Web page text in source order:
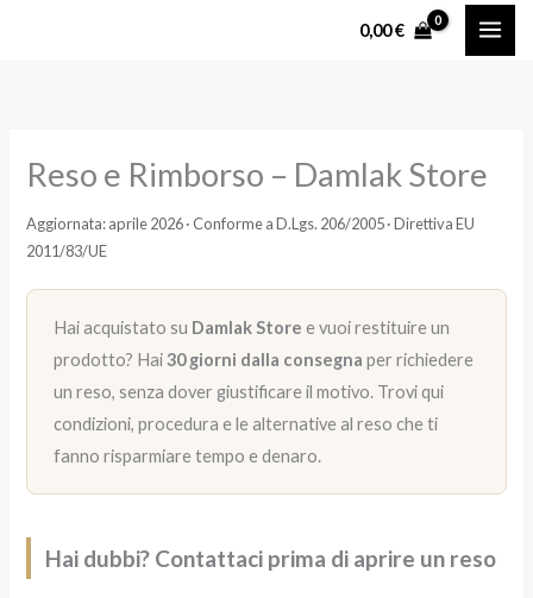
0,00€
Reso e Rimborso – Damlak Store
Aggiornata: aprile 2026 · Conforme a D.Lgs. 206/2005 · Direttiva EU
2011/83/UE
Hai acquistato su Damlak Store e vuoi restituire un
prodotto? Hai30 giorni dalla consegna per richiedere
un reso, senza dover giustificare il motivo. Trovi qui
condizioni, procedura e le alternative al reso che ti
fanno risparmiare tempo e denaro.
Hai dubbi? Contattaci prima di aprire un reso